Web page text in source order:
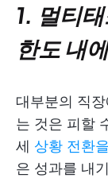
1. 멀티
한도 내
대부분의 직
는 것은 피할
세 상황 전환을
은 성과를 내